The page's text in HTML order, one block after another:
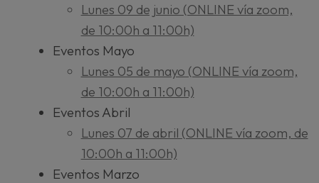
Lunes 09 de junio (ONLINE vía zoom,
de 10:00h a 11:00h)
Eventos Mayo
Lunes 05 de mayo (ONLINE vía zoom,
de 10:00h a 11:00h)
Eventos Abril
Lunes 07 de abril (ONLINE vía zoom, de
10:00h a 11:00h)
Eventos Marzo